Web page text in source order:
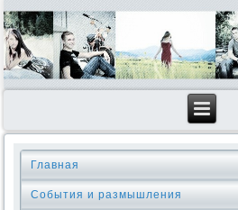
Главная
События и размышления